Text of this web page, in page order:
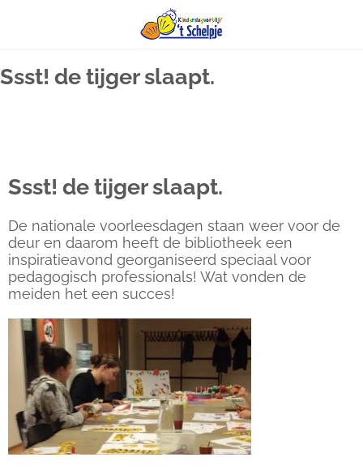
naar
Ssst! de tijger slaapt.
Ssst! de tijger slaapt.
De nationale voorleesdagen staan weer voor de
deur en daarom heeft de bibliotheek een
inspiratieavond georganiseerd speciaal voor
pedagogisch professionals! Wat vonden de
meiden het een succes!